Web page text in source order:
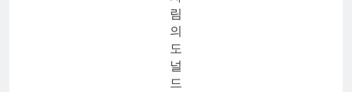
림
의
도
널
드